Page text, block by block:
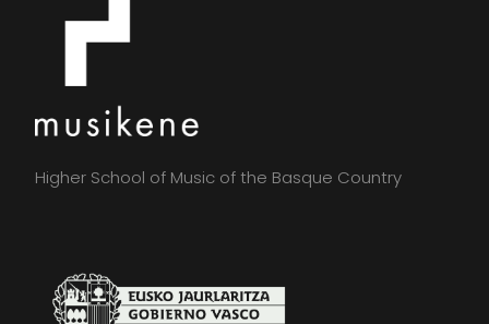
Higher School of Music of the Basque Country